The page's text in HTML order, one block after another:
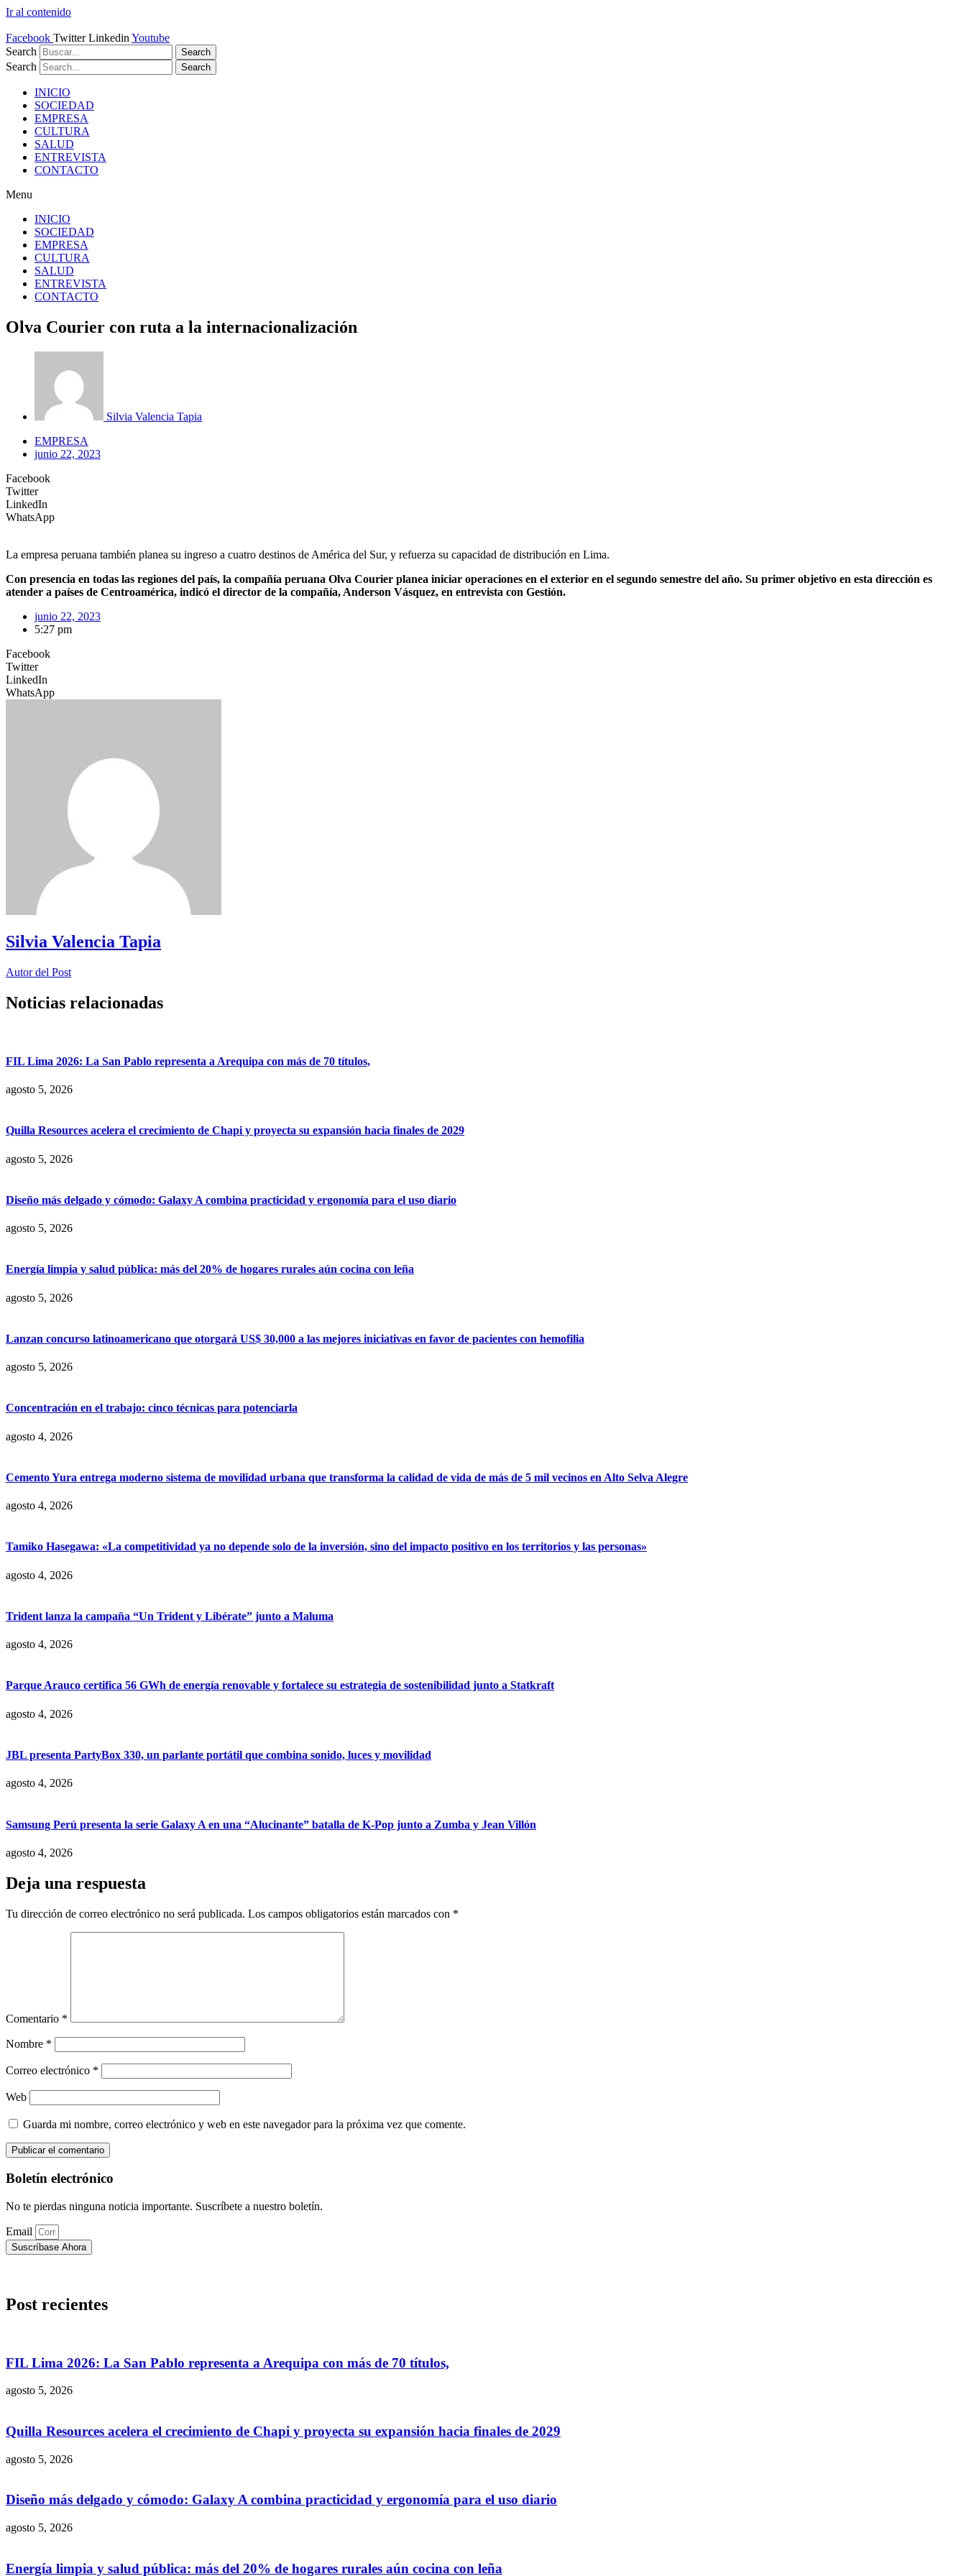
Ir al contenido
Facebook Twitter Linkedin Youtube
Search
Search
Search Search
INICIO
SOCIEDAD
EMPRESA
CULTURA
SALUD
ENTREVISTA
CONTACTO
Menu
INICIO
SOCIEDAD
EMPRESA
CULTURA
SALUD
ENTREVISTA
CONTACTO
Olva Courier con ruta a la internacionalización
Silvia Valencia Tapia
EMPRESA
junio 22, 2023
Facebook
Twitter
LinkedIn
WhatsApp
La empresa peruana también planea su ingreso a cuatro destinos de América del Sur, y refuerza su capacidad de distribución en Lima.
Con presencia en todas las regiones del país, la compañía peruana Olva Courier planea iniciar operaciones en el exterior en el segundo semestre del año. Su primer objetivo en esta dirección es
atender a países de Centroamérica, indicó el director de la compañía, Anderson Vásquez, en entrevista con Gestión.
junio 22, 2023
5:27 pm
Facebook
Twitter
LinkedIn
WhatsApp
Silvia Valencia Tapia
Autor del Post
Noticias relacionadas
FIL Lima 2026: La San Pablo representa a Arequipa con más de 70 títulos,
agosto 5, 2026
Quilla Resources acelera el crecimiento de Chapi y proyecta su expansión hacia finales de 2029
agosto 5, 2026
Diseño más delgado y cómodo: Galaxy A combina practicidad y ergonomía para el uso diario
agosto 5, 2026
Energía limpia y salud pública: más del 20% de hogares rurales aún cocina con leña
agosto 5, 2026
Lanzan concurso latinoamericano que otorgará US$ 30,000 a las mejores iniciativas en favor de pacientes con hemofilia
agosto 5, 2026
Concentración en el trabajo: cinco técnicas para potenciarla
agosto 4, 2026
Cemento Yura entrega moderno sistema de movilidad urbana que transforma la calidad de vida de más de 5 mil vecinos en Alto Selva Alegre
agosto 4, 2026
Tamiko Hasegawa: «La competitividad ya no depende solo de la inversión, sino del impacto positivo en los territorios y las personas»
agosto 4, 2026
Trident lanza la campaña “Un Trident y Libérate” junto a Maluma
agosto 4, 2026
Parque Arauco certifica 56 GWh de energía renovable y fortalece su estrategia de sostenibilidad junto a Statkraft
agosto 4, 2026
JBL presenta PartyBox 330, un parlante portátil que combina sonido, luces y movilidad
agosto 4, 2026
Samsung Perú presenta la serie Galaxy A en una “Alucinante” batalla de K-Pop junto a Zumba y Jean Villón
agosto 4, 2026
Deja una respuesta
Tu dirección de correo electrónico no será publicada. Los campos obligatorios están marcados con *
Comentario *
Nombre *
Correo electrónico *
Web
Guarda mi nombre, correo electrónico y web en este navegador para la próxima vez que comente.
Boletín electrónico
No te pierdas ninguna noticia importante. Suscríbete a nuestro boletín.
Email
Suscríbase Ahora
Post recientes
FIL Lima 2026: La San Pablo representa a Arequipa con más de 70 títulos,
agosto 5, 2026
Quilla Resources acelera el crecimiento de Chapi y proyecta su expansión hacia finales de 2029
agosto 5, 2026
Diseño más delgado y cómodo: Galaxy A combina practicidad y ergonomía para el uso diario
agosto 5, 2026
Energía limpia y salud pública: más del 20% de hogares rurales aún cocina con leña